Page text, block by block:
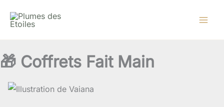
🎁 Coffrets Fait Main